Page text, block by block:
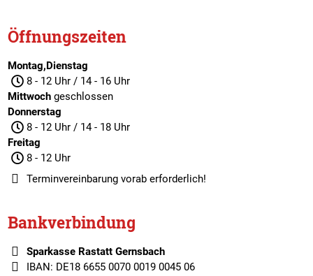
Öffnungszeiten
Montag,Dienstag
8 - 12 Uhr / 14 - 16 Uhr
Mittwochgeschlossen
Donnerstag
8 - 12 Uhr / 14 - 18 Uhr
Freitag
8 - 12 Uhr
Terminvereinbarungvorab erforderlich!
Bankverbindung
Sparkasse Rastatt Gernsbach
IBAN: DE18 6655 0070 0019 0045 06